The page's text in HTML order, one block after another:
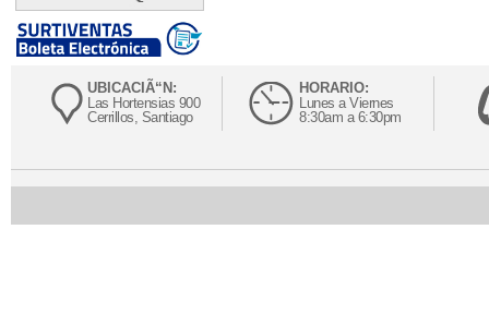
UBICACIÃ“N:
Las Hortensias 900
Cerrillos, Santiago
HORARIO:
Lunes a Viernes
8:30am a 6:30pm